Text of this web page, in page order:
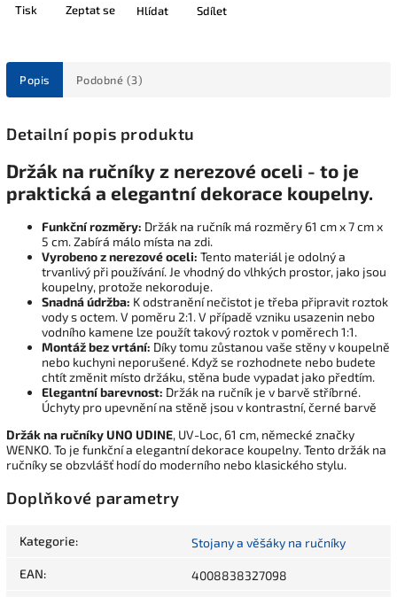
Tisk Zeptat se Hlídat Sdílet
Popis Podobné (3)
Detailní popis produktu
Držák na ručníky z nerezové oceli - to je
praktická a elegantní dekorace koupelny.
Funkční rozměry: Držák na ručník má rozměry 61 cm x 7 cm x
5 cm. Zabírá málo místa na zdi.
Vyrobeno z nerezové oceli: Tento materiál je odolný a
trvanlivý při používání. Je vhodný do vlhkých prostor, jako jsou
koupelny, protože nekoroduje.
Snadná údržba: K odstranění nečistot je třeba připravit roztok
vody s octem. V poměru 2:1. V případě vzniku usazenin nebo
vodního kamene lze použít takový roztok v poměrech 1:1.
Montáž bez vrtání: Díky tomu zůstanou vaše stěny v koupelně
nebo kuchyni neporušené. Když se rozhodnete nebo budete
chtít změnit místo držáku, stěna bude vypadat jako předtím.
Elegantní barevnost: Držák na ručník je v barvě stříbrné.
Úchyty pro upevnění na stěně jsou v kontrastní, černé barvě
Držák na ručníky UNO UDINE, UV-Loc, 61 cm, německé značky
WENKO. To je funkční a elegantní dekorace koupelny. Tento držák na
ručníky se obzvlášť hodí do moderního nebo klasického stylu.
Doplňkové parametry
Kategorie: Stojany a věšáky na ručníky
EAN: 4008838327098